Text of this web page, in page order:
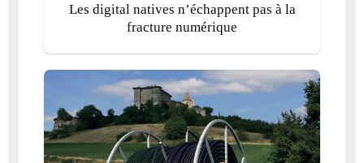
Les digital natives n’échappent pas à la
fracture numérique